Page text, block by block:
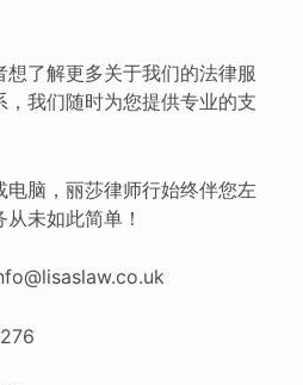
了解更多关于我们的法律服
我们随时为您提供专业的支
脑，丽莎律师行始终伴您左
未如此简单！